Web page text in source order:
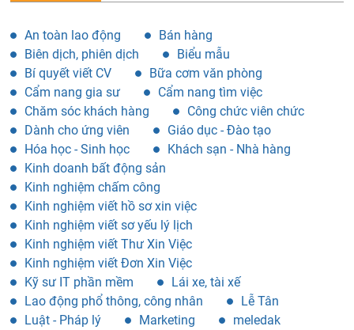
An toàn lao động
Bán hàng
Biên dịch, phiên dịch
Biểu mẫu
Bí quyết viết CV
Bữa cơm văn phòng
Cẩm nang gia sư
Cẩm nang tìm việc
Chăm sóc khách hàng
Công chức viên chức
Dành cho ứng viên
Giáo dục - Đào tạo
Hóa học - Sinh học
Khách sạn - Nhà hàng
Kinh doanh bất động sản
Kinh nghiệm chấm công
Kinh nghiệm viết hồ sơ xin việc
Kinh nghiệm viết sơ yếu lý lịch
Kinh nghiệm viết Thư Xin Việc
Kinh nghiệm viết Đơn Xin Việc
Kỹ sư IT phần mềm
Lái xe, tài xế
Lao động phổ thông, công nhân
Lễ Tân
Luật - Pháp lý
Marketing
meledak